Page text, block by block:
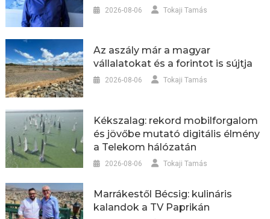
2026-08-06 Tokaji Tamás
Az aszály már a magyar
vállalatokat és a forintot is sújtja
2026-08-06 Tokaji Tamás
Kékszalag: rekord mobilforgalom
és jövőbe mutató digitális élmény
a Telekom hálózatán
2026-08-06 Tokaji Tamás
Marrákestől Bécsig: kulináris
kalandok a TV Paprikán